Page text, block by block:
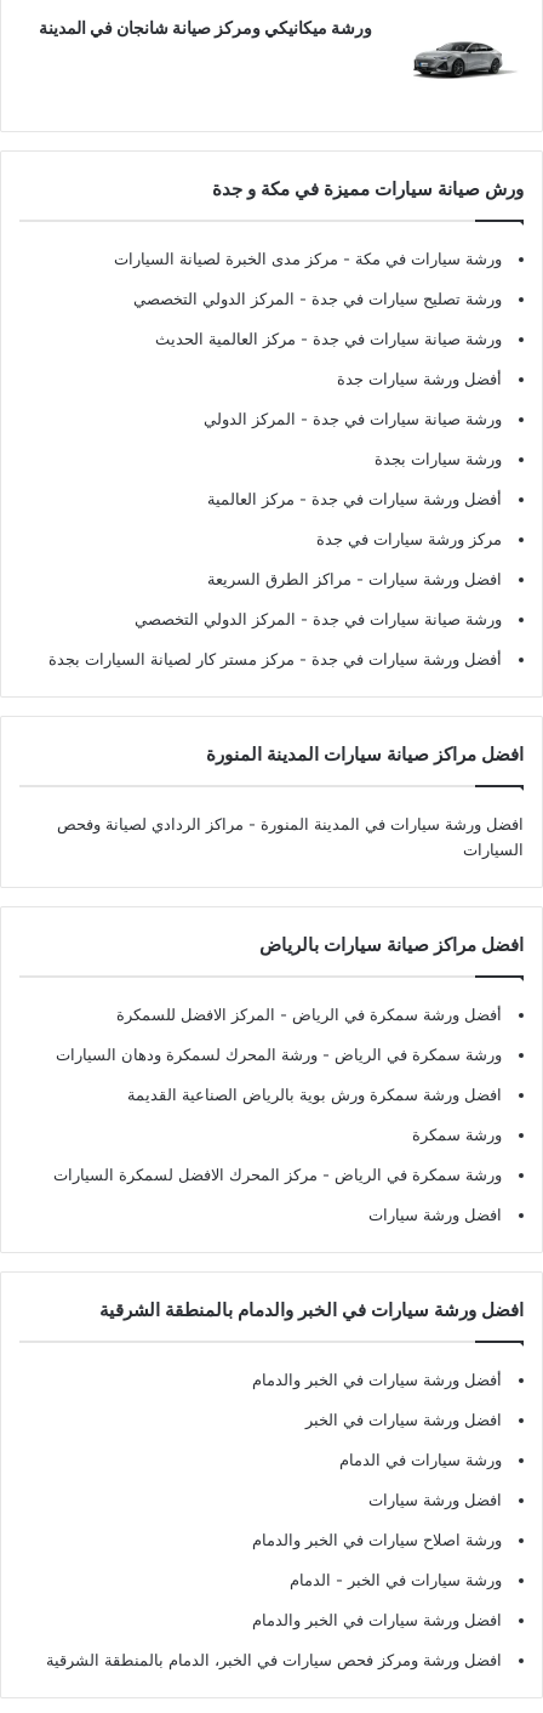
ورشة ميكانيكي ومركز صيانة شانجان في المدينة
ورش صيانة سيارات مميزة في مكة و جدة
ورشة سيارات في مكة - مركز مدى الخبرة لصيانة السيارات
ورشة تصليح سيارات في جدة - المركز الدولي التخصصي
ورشة صيانة سيارات في جدة - مركز العالمية الحديث
أفضل ورشة سيارات جدة
ورشة صيانة سيارات في جدة - المركز الدولي
ورشة سيارات بجدة
أفضل ورشة سيارات في جدة - مركز العالمية
مركز ورشة سيارات في جدة
افضل ورشة سيارات - مراكز الطرق السريعة
ورشة صيانة سيارات في جدة - المركز الدولي التخصصي
أفضل ورشة سيارات في جدة - مركز مستر كار لصيانة السيارات بجدة
افضل مراكز صيانة سيارات المدينة المنورة
افضل ورشة سيارات في المدينة المنورة - مراكز الردادي لصيانة وفحص
السيارات
افضل مراكز صيانة سيارات بالرياض
أفضل ورشة سمكرة في الرياض - المركز الافضل للسمكرة
ورشة سمكرة في الرياض - ورشة المحرك لسمكرة ودهان السيارات
افضل ورشة سمكرة ورش بوية بالرياض الصناعية القديمة
ورشة سمكرة
ورشة سمكرة في الرياض - مركز المحرك الافضل لسمكرة السيارات
افضل ورشة سيارات
افضل ورشة سيارات في الخبر والدمام بالمنطقة الشرقية
أفضل ورشة سيارات في الخبر والدمام
افضل ورشة سيارات في الخبر
ورشة سيارات في الدمام
افضل ورشة سيارات
ورشة اصلاح سيارات في الخبر والدمام
ورشة سيارات في الخبر - الدمام
افضل ورشة سيارات في الخبر والدمام
افضل ورشة ومركز فحص سيارات في الخبر، الدمام بالمنطقة الشرقية